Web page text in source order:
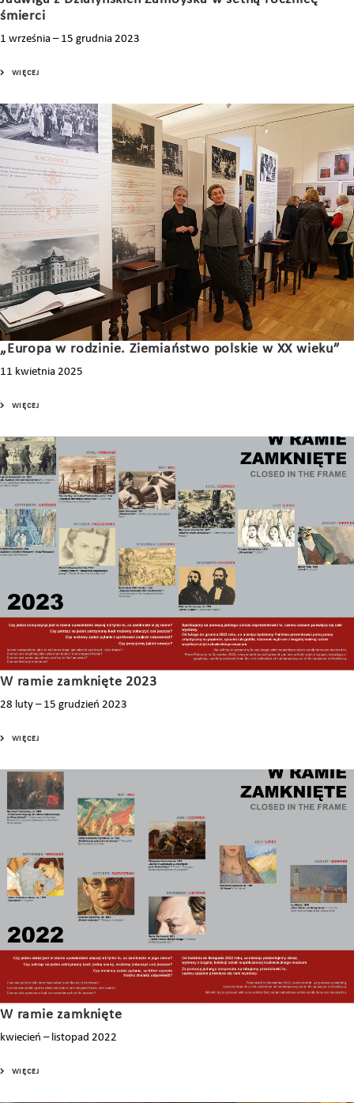
śmierci
1 września – 15 grudnia 2023
WIĘCEJ
„Europa w rodzinie. Ziemiaństwo polskie w XX wieku”
11 kwietnia 2025
WIĘCEJ
W ramie zamknięte 2023
28 luty – 15 grudzień 2023
WIĘCEJ
W ramie zamknięte
kwiecień – listopad 2022
WIĘCEJ